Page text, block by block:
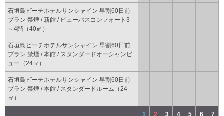
石垣島ビーチホテルサンシャイン 早割60日前
プラン 禁煙 / 新館 / ビューバスコンフォート3
～4階（40㎡）
石垣島ビーチホテルサンシャイン 早割60日前
プラン 禁煙 / 本館 / スタンダードオーシャンビ
ュー（24㎡）
石垣島ビーチホテルサンシャイン 早割60日前
プラン 禁煙 / 本館 / スタンダードルーム（24
㎡）
1 2 3 4 5 6 7